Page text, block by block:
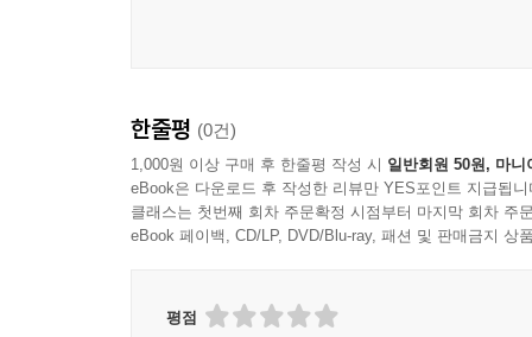
한줄평 (0건)
1,000원 이상 구매 후 한줄평 작성 시 일반회원 50원, 마니
eBook은 다운로드 후 작성한 리뷰만 YES포인트 지급됩니
클래스는 첫번째 회차 주문확정 시점부터 마지막 회차 주
eBook 페이백, CD/LP, DVD/Blu-ray, 패션 및 판매금지 상
평점